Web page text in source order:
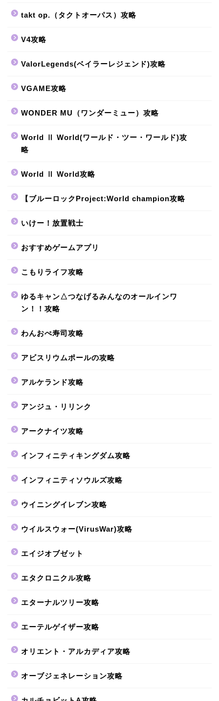
takt op.（タクトオーパス）攻略
V4攻略
ValorLegends(ベイラーレジェンド)攻略
VGAME攻略
WONDER MU（ワンダーミュー）攻略
World Ⅱ World(ワールド・ツー・ワールド)攻
略
World Ⅱ World攻略
【ブルーロックProject:World champion攻略
いけー！放置戦士
おすすめゲームアプリ
こもりライフ攻略
ゆるキャン△つなげるみんなのオールインワ
ン！！攻略
わんおぺ寿司攻略
アビスリウムポールの攻略
アルケランド攻略
アンジュ・リリンク
アークナイツ攻略
インフィニティキングダム攻略
インフィニティソウルズ攻略
ウイニングイレブン攻略
ウイルスウォー(VirusWar)攻略
エイジオブゼット
エタクロニクル攻略
エターナルツリー攻略
エーテルゲイザー攻略
オリエント・アルカディア攻略
オーブジェネレーション攻略